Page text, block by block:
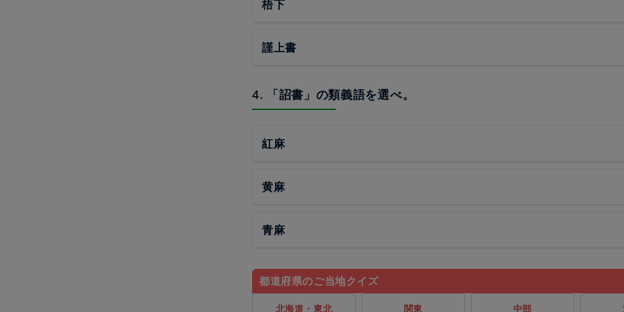
梧下
謹上書
4. 「詔書」の類義語を選べ。
紅麻
黄麻
青麻
都道府県のご当地クイズ
北海道・東北 関東 中部